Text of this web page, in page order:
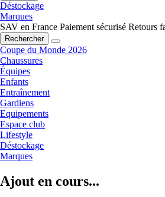
Déstockage
Marques
SAV en France Paiement sécurisé Retours
Rechercher
Coupe du Monde 2026
Chaussures
Équipes
Enfants
Entraînement
Gardiens
Equipements
Espace club
Lifestyle
Déstockage
Marques
Ajout en cours...